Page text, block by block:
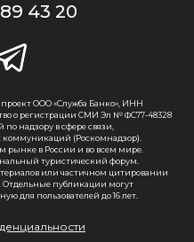
43 20
ООО «Служба Банко», ИНН
о регистрации СМИ Эл № ФС77-48328
по надзору в сфере связи,
(Роскомнадзор).
рынке в России и во всем мире.
туристический форум.
или частичном цитировании
Отдельные публикации могут
для пользователей до 16 лет.